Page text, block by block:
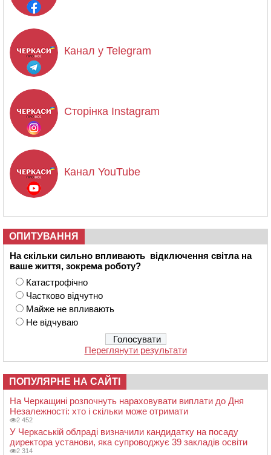
Канал у Telegram
Сторінка Instagram
Канал YouTube
ОПИТУВАННЯ
На скільки сильно впливають відключення світла на
ваше життя, зокрема роботу?
Катастрофічно
Частково відчутно
Майже не впливають
Не відчуваю
Переглянути результати
ПОПУЛЯРНЕ НА САЙТІ
На Черкащині розпочнуть нараховувати виплати до Дня
Незалежності: хто і скільки може отримати
2 452
У Черкаській облраді визначили кандидатку на посаду
директора установи, яка супроводжує 39 закладів освіти
2 314